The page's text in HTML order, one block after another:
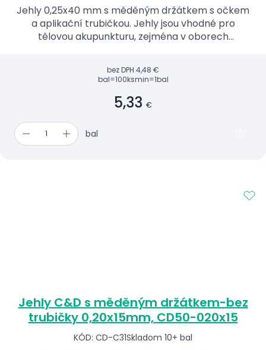
Jehly 0,25x40 mm s měděným držátkem s očkem
a aplikační trubičkou. Jehly jsou vhodné pro
tělovou akupunkturu, zejména v oborech
bez DPH 4,48 €
bal=100ksmin=1bal
5,33 €
bal
Jehly C&D s měděným držátkem-bez
trubičky 0,20x15mm, CD50-020x15
KÓD: CD-C31Skladom 10+ bal